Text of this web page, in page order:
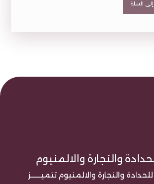
السلة
والنجارة والالمنيوم
والنجارة والالمنيوم تتميـــــز